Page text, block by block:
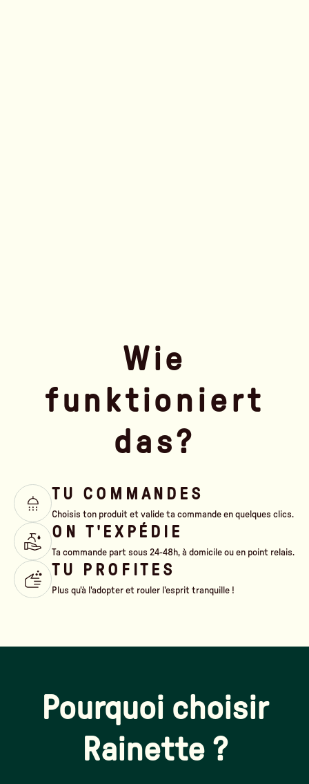
Wie
funktioniert
das?
TU COMMANDES
Choisis ton produit et valide ta commande en quelques clics.
ON T'EXPÉDIE
Ta commande part sous 24-48h, à domicile ou en point relais.
TU PROFITES
Plus qu'à l'adopter et rouler l'esprit tranquille !
Pourquoi choisir
Rainette ?